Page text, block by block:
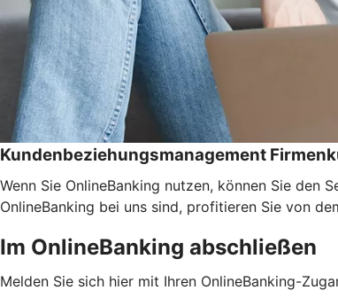
Kundenbeziehungsmanagement
Wenn Sie OnlineBanking nutzen, können Sie den
OnlineBanking bei uns sind, profitieren Sie von
Im OnlineBanking abschließen
Melden Sie sich hier mit Ihren OnlineBanking-